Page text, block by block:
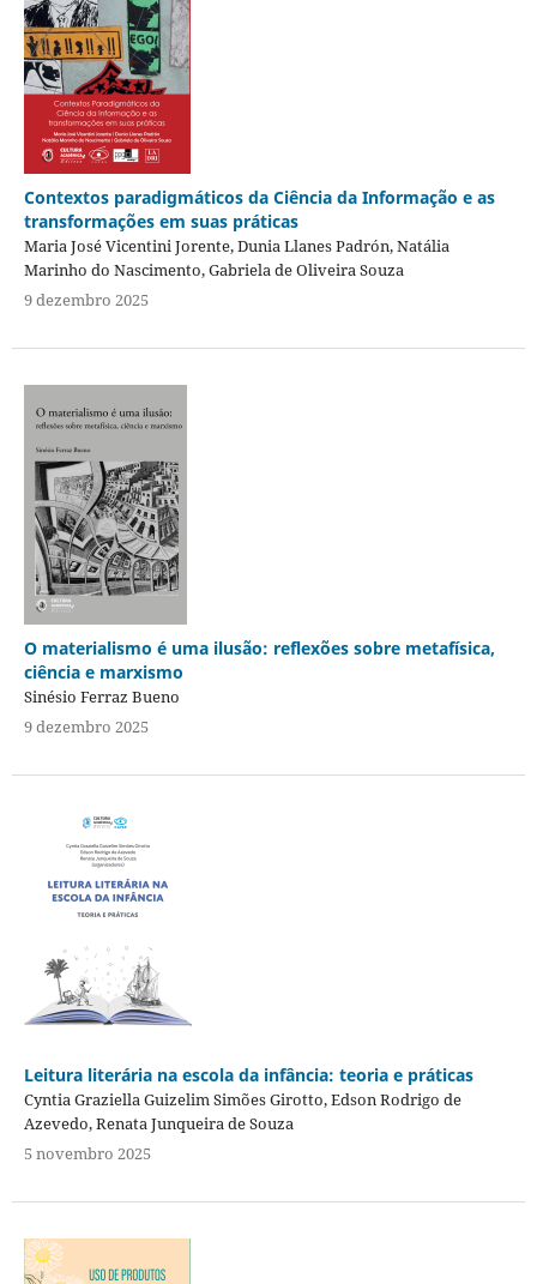
Contextos paradigmáticos da Ciência da Informação e as
transformações em suas práticas
Maria José Vicentini Jorente, Dunia Llanes Padrón, Natália
Marinho do Nascimento, Gabriela de Oliveira Souza
9 dezembro 2025
O materialismo é uma ilusão: reflexões sobre metafísica,
ciência e marxismo
Sinésio Ferraz Bueno
9 dezembro 2025
Leitura literária na escola da infância: teoria e práticas
Cyntia Graziella Guizelim Simões Girotto, Edson Rodrigo de
Azevedo, Renata Junqueira de Souza
5 novembro 2025